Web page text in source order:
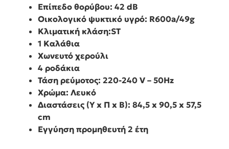
Επίπεδο θορύβου: 42 dB
Οικολογικό ψυκτικό υγρό: R600a/49g
Κλιματική κλάση:ST
1 Καλάθια
Χωνευτό χερούλι
4 ροδάκια
Τάση ρεύμοτος: 220-240 V – 50Hz
Χρώμα: Λευκό
Διαστάσεις (Υ x Π x Β): 84,5 x 90,5 x 57,5
cm
Εγγύηση προμηθευτή 2 έτη